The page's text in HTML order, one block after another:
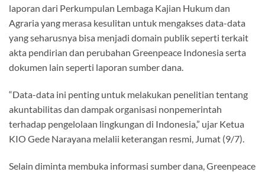
laporan dari Perkumpulan Lembaga Kajian Hukum dan
Agraria yang merasa kesulitan untuk mengakses data-data
yang seharusnya bisa menjadi domain publik seperti terkait
akta pendirian dan perubahan Greenpeace Indonesia serta
dokumen lain seperti laporan sumber dana.
“Data-data ini penting untuk melakukan penelitian tentang
akuntabilitas dan dampak organisasi nonpemerintah
terhadap pengelolaan lingkungan di Indonesia,” ujar Ketua
KIO Gede Narayana melalii keterangan resmi, Jumat (9/7).
Selain diminta membuka informasi sumber dana, Greenpeace